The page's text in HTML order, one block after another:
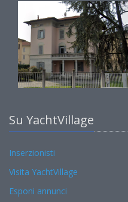
Su YachtVillage
Inserzionisti
Visita YachtVillage
Esponi annunci